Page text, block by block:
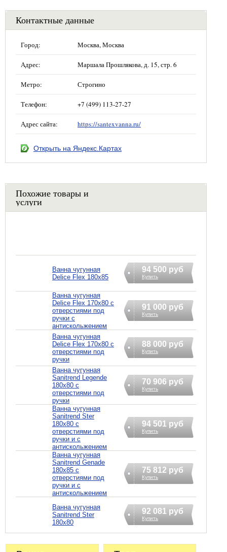
Контактные данные
Город: Москва, Москва
Адрес: Маршала Прошлякова, д. 15, стр. 6
Метро: Строгино
Телефон: +7 (499) 113-27-27
Адрес сайта: https://santexvanna.ru/
Открыть на Яндекс.Картах
Похожие товары и
услуги
Ванна чугунная
Delice Flex 180x85
94 500 руб
Купить
Ванна чугунная
Delice Flex 170x80 с
отверстиями под
ручки с
антискольжением
91 000 руб
Купить
Ванна чугунная
Delice Flex 170x80 с
отверстиями под
ручки
88 000 руб
Купить
Ванна чугунная
Sanitrend Legende
180х80 с
отверстиями под
ручки
70 906 руб
Купить
Ванна чугунная
Sanitrend Ster
180х80 с
отверстиями под
ручки и с
антискольжением
94 501 руб
Купить
Ванна чугунная
Sanitrend Genade
180х85 с
отверстиями под
ручки и с
антискольжением
75 812 руб
Купить
Ванна чугунная
Sanitrend Ster
180х80
92 081 руб
Купить